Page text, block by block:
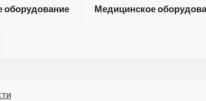
оборудование Медицинское